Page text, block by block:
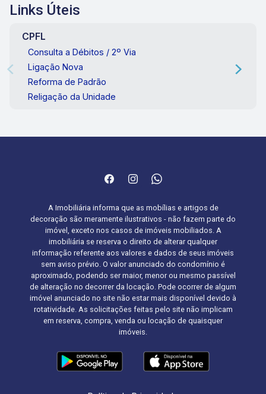
Links Úteis
CPFL
Consulta a Débitos / 2º Via
Ligação Nova
Reforma de Padrão
Religação da Unidade
A Imobiliária informa que as mobílias e artigos de
decoração são meramente ilustrativos - não fazem parte do
imóvel, exceto nos casos de imóveis mobiliados. A
imobiliária se reserva o direito de alterar qualquer
informação referente aos valores e dados de seus imóveis
sem aviso prévio. O valor anunciado do condomínio é
aproximado, podendo ser maior, menor ou mesmo passível
de alteração no decorrer da locação. Pode ocorrer de algum
imóvel anunciado no site não estar mais disponível devido à
rotatividade. As solicitações feitas pelo site não implicam
em reserva, compra, venda ou locação de quaisquer
imóveis.